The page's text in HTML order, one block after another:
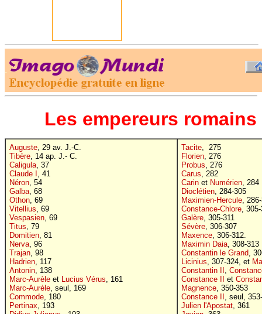
.
Les empereurs romains
Auguste, 29 av. J.-C.
Tibère, 14 ap. J.- C.
Caligula, 37
Claude I , 41
Néron, 54
Galba, 68
Othon, 69
Vitellius, 69
Vespasien, 69
Titus, 79
Domitien, 81
Nerva, 96
Trajan, 98
Hadrien, 117
Antonin, 138
Marc-Aurèle et Lucius Vérus, 161
Marc-Aurèle, seul, 169
Commode, 180
Pertinax, 193
Tacite, 275
Florien, 276
Probus, 276
Carus, 282
Carin et Numérien, 284
Dioclétien, 284-305
Maximien-Hercule,
Constance-Chlore,
Galère, 305-311
Sévère, 306-307
Maxence, 306-312.
Maximin Daia, 308-313
Constantin le Grand,
Licinius, 307-324, et
Constantin II ,
Constance II
et
Magnence, 350-353
Constance II , seul,
Julien l'Apostat, 361